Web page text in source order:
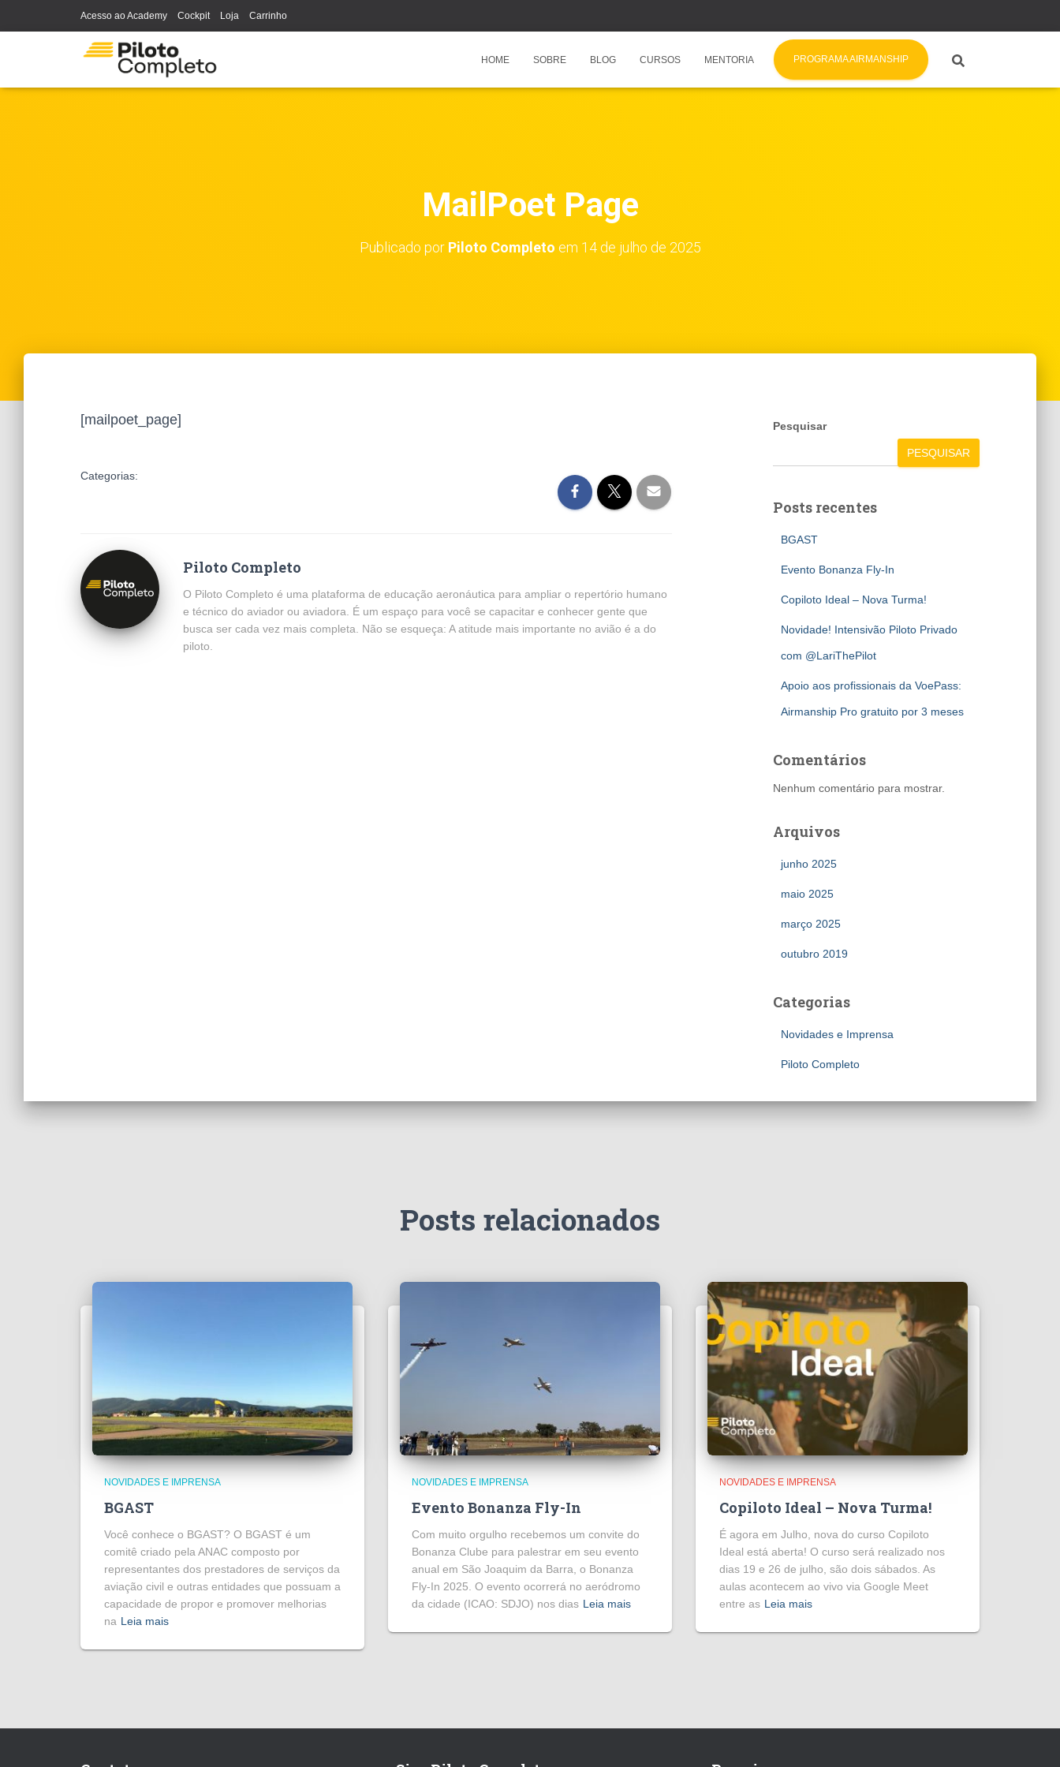
Acesso ao Academy Cockpit Loja Carrinho
HOME SOBRE BLOG CURSOS MENTORIA PROGRAMA AIRMANSHIP
MailPoet Page
Publicado por Piloto Completo em 14 de julho de 2025
[mailpoet_page]
Categorias:
Piloto Completo
O Piloto Completo é uma plataforma de educação aeronáutica para ampliar o repertório humano
e técnico do aviador ou aviadora. É um espaço para você se capacitar e conhecer gente que
busca ser cada vez mais completa. Não se esqueça: A atitude mais importante no avião é a do
piloto.
Pesquisar
PESQUISAR
Posts recentes
BGAST
Evento Bonanza Fly-In
Copiloto Ideal – Nova Turma!
Novidade! Intensivão Piloto Privado
com @LariThePilot
Apoio aos profissionais da VoePass:
Airmanship Pro gratuito por 3 meses
Comentários
Nenhum comentário para mostrar.
Arquivos
junho 2025
maio 2025
março 2025
outubro 2019
Categorias
Novidades e Imprensa
Piloto Completo
Posts relacionados
NOVIDADES E IMPRENSA
BGAST
Você conhece o BGAST? O BGAST é um
comitê criado pela ANAC composto por
representantes dos prestadores de serviços da
aviação civil e outras entidades que possuam a
capacidade de propor e promover melhorias
na Leia mais
NOVIDADES E IMPRENSA
Evento Bonanza Fly-In
Com muito orgulho recebemos um convite do
Bonanza Clube para palestrar em seu evento
anual em São Joaquim da Barra, o Bonanza
Fly-In 2025. O evento ocorrerá no aeródromo
da cidade (ICAO: SDJO) nos dias Leia mais
NOVIDADES E IMPRENSA
Copiloto Ideal – Nova Turma!
É agora em Julho, nova do curso Copiloto
Ideal está aberta! O curso será realizado nos
dias 19 e 26 de julho, são dois sábados. As
aulas acontecem ao vivo via Google Meet
entre as Leia mais